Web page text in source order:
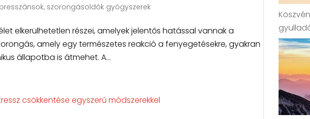
szorongásoldók gyógyszerek
elkerülhetetlen részei, amelyek jelentős hatással vannak a
amely egy természetes reakció a fenyegetésekre, gyakran
állapotba is átmehet. A...